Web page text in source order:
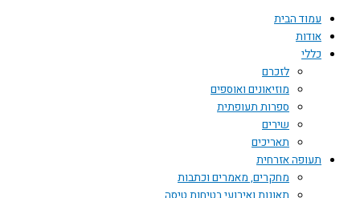
עמוד הבית
אודות
כללי
לזכרם
מוזיאונים ואוספים
ספרות תעופתית
שירים
תאריכים
תעופה אזרחית
מחקרים, מאמרים וכתבות